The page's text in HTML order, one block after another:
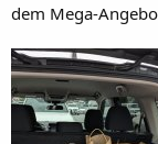
dem Mega-